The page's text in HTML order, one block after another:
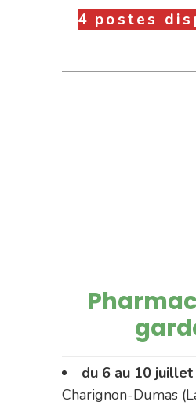
4 postes
du 6 au 10 juillet
Charignon-Dumas